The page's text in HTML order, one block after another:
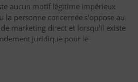
aucun motif légitime impérieux
la personne concernée s'oppose au
marketing direct et lorsqu'il existe
juridique pour le